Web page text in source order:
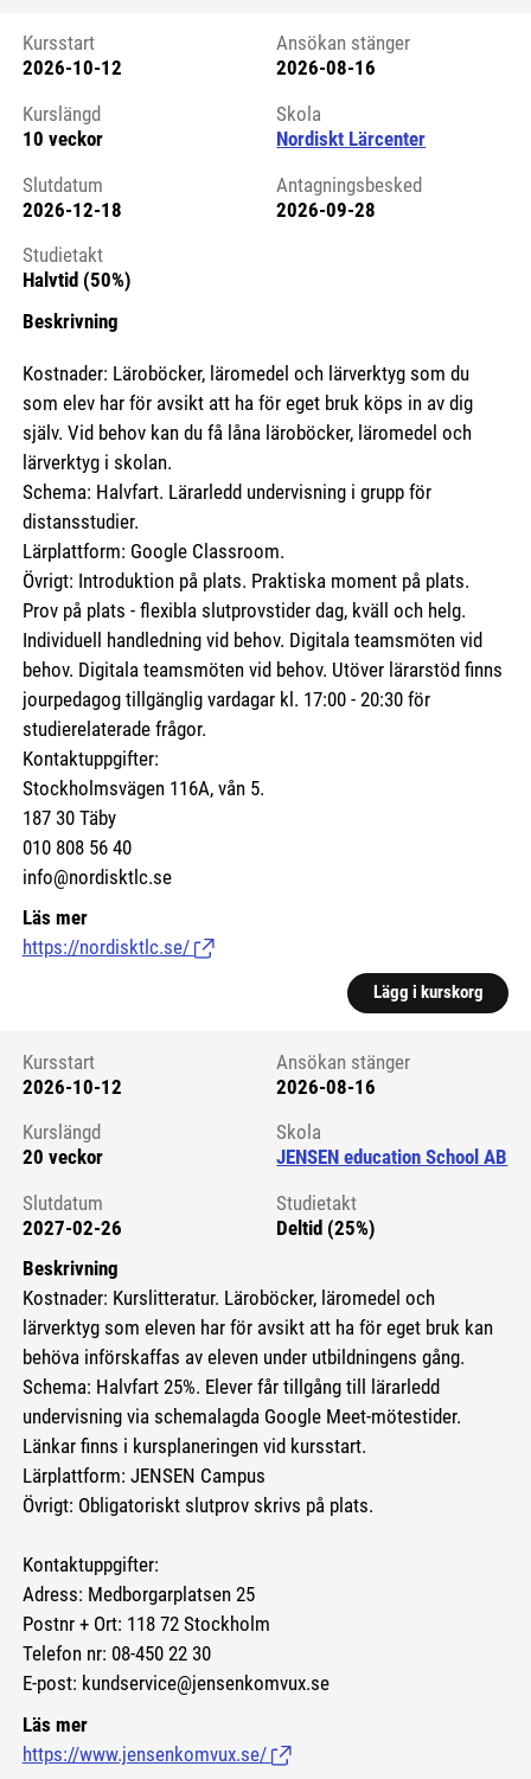
Kursstart 6249478
Kursstart
2026-10-12
Ansökan stänger
2026-08-16
Kurslängd
10 veckor
Skola
Nordiskt Lärcenter
Slutdatum
2026-12-18
Antagningsbesked
2026-09-28
Studietakt
Halvtid (50%)
Beskrivning
Kostnader: Läroböcker, läromedel och lärverktyg som du
som elev har för avsikt att ha för eget bruk köps in av dig
själv. Vid behov kan du få låna läroböcker, läromedel och
lärverktyg i skolan.
Schema: Halvfart. Lärarledd undervisning i grupp för
distansstudier.
Lärplattform: Google Classroom.
Övrigt: Introduktion på plats. Praktiska moment på plats.
Prov på plats - flexibla slutprovstider dag, kväll och helg.
Individuell handledning vid behov. Digitala teamsmöten vid
behov. Digitala teamsmöten vid behov. Utöver lärarstöd finns
jourpedagog tillgänglig vardagar kl. 17:00 - 20:30 för
studierelaterade frågor.
Kontaktuppgifter:
Stockholmsvägen 116A, vån 5.
187 30 Täby
010 808 56 40
info@nordisktlc.se
Läs mer
https://nordisktlc.se/ (Länk till extern sida.)
Lägg i kurskorg
Kursstart 6084559
Kursstart
2026-10-12
Ansökan stänger
2026-08-16
Kurslängd
20 veckor
Skola
JENSEN education School AB
Slutdatum
2027-02-26
Studietakt
Deltid (25%)
Beskrivning
Kostnader: Kurslitteratur. Läroböcker, läromedel och
lärverktyg som eleven har för avsikt att ha för eget bruk kan
behöva införskaffas av eleven under utbildningens gång.
Schema: Halvfart 25%. Elever får tillgång till lärarledd
undervisning via schemalagda Google Meet-mötestider.
Länkar finns i kursplaneringen vid kursstart.
Lärplattform: JENSEN Campus
Övrigt: Obligatoriskt slutprov skrivs på plats.
Kontaktuppgifter:
Adress: Medborgarplatsen 25
Postnr + Ort: 118 72 Stockholm
Telefon nr: 08-450 22 30
E-post: kundservice@jensenkomvux.se
Läs mer
https://www.jensenkomvux.se/ (Länk till extern sida.)